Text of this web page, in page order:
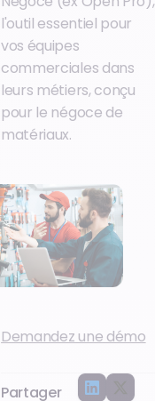
l'outil essentiel pour
vos équipes
commerciales dans
leurs métiers, conçu
pour le négoce de
matériaux.
Demandez une démo
Partager